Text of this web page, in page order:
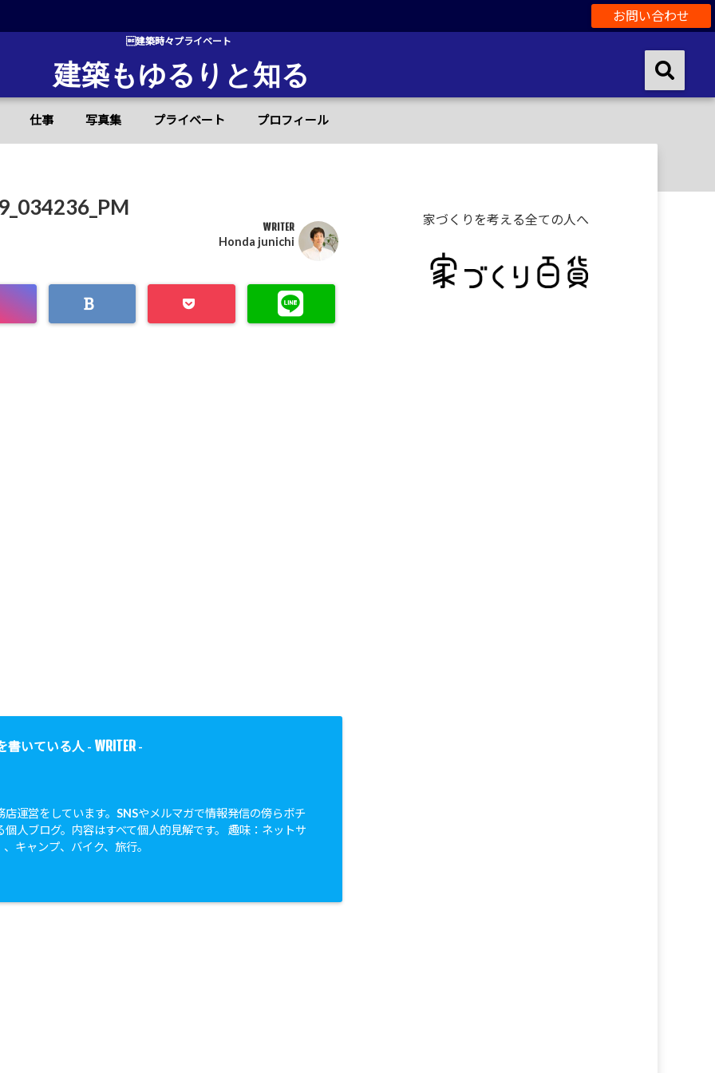
お問い合わせ
建築時々プライベート
建築もゆるりと知る
仕事 写真集 プライベート プロフィール
WRITER
Honda junichi
書いている人 - WRITER-
店運営をしています。SNSやメルマガで情報発信の傍らボチ
個人ブログ。内容はすべて個人的見解です。 趣味：ネットサ
キャンプ、バイク、旅行。
家づくりを考える全ての人へ